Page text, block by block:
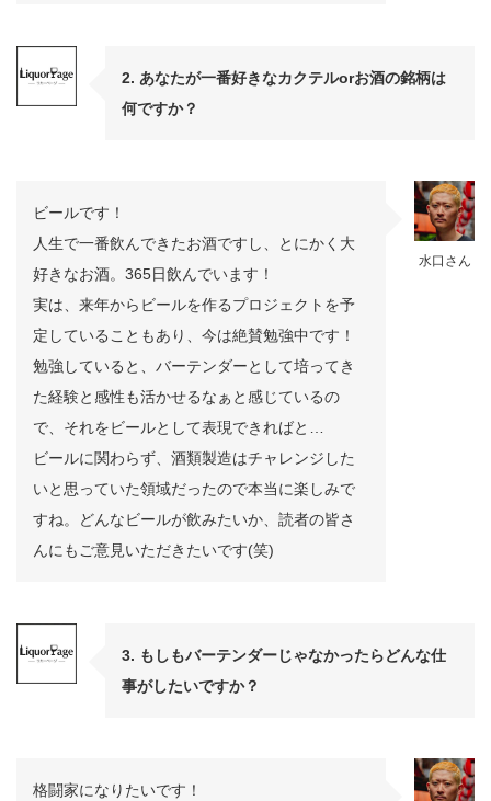
2. あなたが一番好きなカクテルorお酒の銘柄は
何ですか？
水口さん
ビールです！
人生で一番飲んできたお酒ですし、とにかく大
好きなお酒。365日飲んでいます！
実は、来年からビールを作るプロジェクトを予
定していることもあり、今は絶賛勉強中です！
勉強していると、バーテンダーとして培ってき
た経験と感性も活かせるなぁと感じているの
で、それをビールとして表現できればと…
ビールに関わらず、酒類製造はチャレンジした
いと思っていた領域だったので本当に楽しみで
すね。どんなビールが飲みたいか、読者の皆さ
んにもご意見いただきたいです(笑)
3. もしもバーテンダーじゃなかったらどんな仕
事がしたいですか？
格闘家になりたいです！